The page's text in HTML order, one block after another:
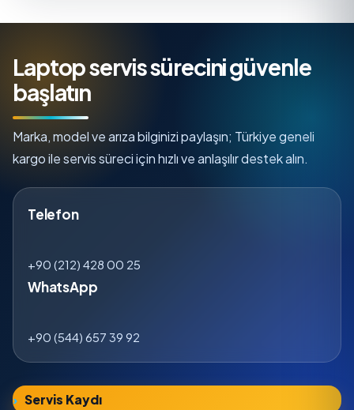
Laptop servis sürecini güvenle
başlatın
Marka, model ve arıza bilginizi paylaşın; Türkiye geneli
kargo ile servis süreci için hızlı ve anlaşılır destek alın.
Telefon
+90 (212) 428 00 25
WhatsApp
+90 (544) 657 39 92
Servis Kaydı